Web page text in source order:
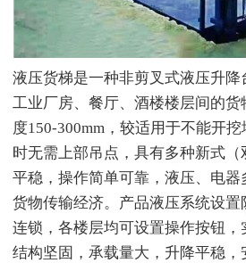
液压货梯是一种非剪叉式液压升
工业厂房、餐厅、酒楼楼层间的
度150-300mm，较适用于不能开
时无需上部吊点，具有多种新式
平稳，操作简单可靠，液压、电器
货物传输经济。产品液压系统设置
连锁，各楼层均可设置操作按钮，
结构坚固，承载量大，升降平稳，